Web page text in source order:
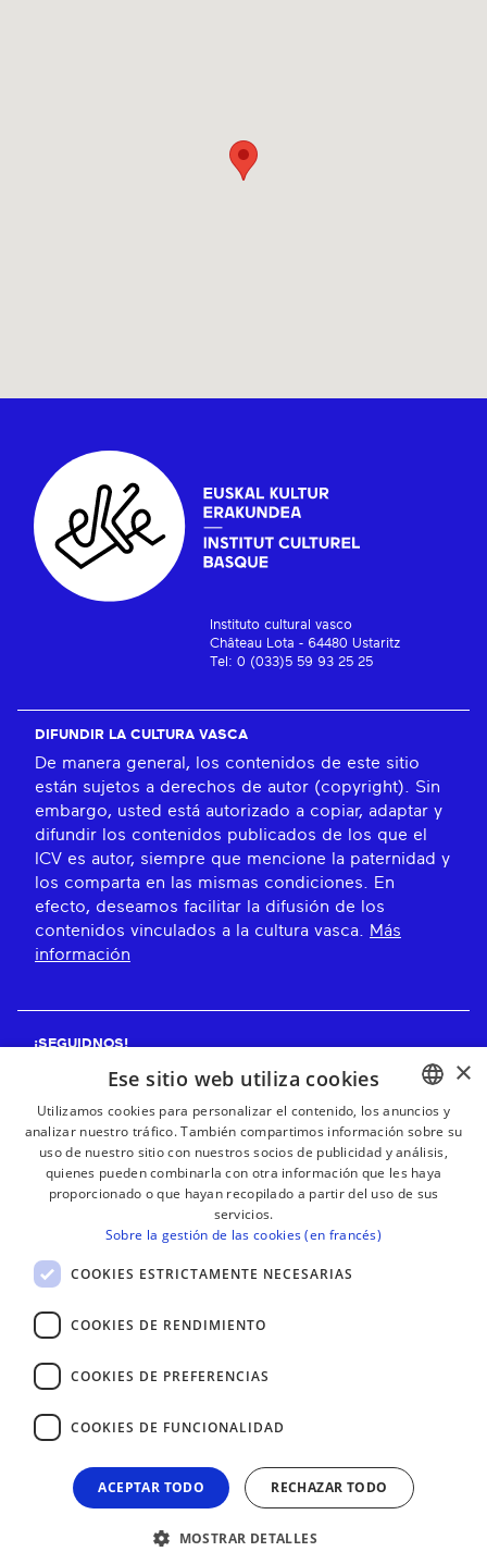
Instituto cultural vasco
Château Lota - 64480 Ustaritz
Tel: 0 (033)5 59 93 25 25
DIFUNDIR LA CULTURA VASCA
De manera general, los contenidos de este sitio
están sujetos a derechos de autor (copyright). Sin
embargo, usted está autorizado a copiar, adaptar y
difundir los contenidos publicados de los que el
ICV es autor, siempre que mencione la paternidad y
los comparta en las mismas condiciones. En
efecto, deseamos facilitar la difusión de los
contenidos vinculados a la cultura vasca. Más
información
¡SEGUIDNOS!
¡RECIBE NUESTROS BOLETINES!
Suscribirse
AVISO LEGAL
BASQUE
FRENCH
×
Ese sitio web utiliza cookies
Utilizamos cookies para personalizar el contenido, los anuncios y
analizar nuestro tráfico. También compartimos información sobre su
uso de nuestro sitio con nuestros socios de publicidad y análisis,
quienes pueden combinarla con otra información que les haya
proporcionado o que hayan recopilado a partir del uso de sus
servicios.
Sobre la gestión de las cookies (en francés)
COOKIES ESTRICTAMENTE NECESARIAS
COOKIES DE RENDIMIENTO
COOKIES DE PREFERENCIAS
COOKIES DE FUNCIONALIDAD
ACEPTAR TODO RECHAZAR TODO
MOSTRAR DETALLES